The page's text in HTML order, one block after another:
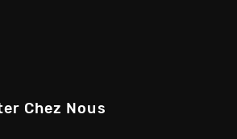
Chez Nous